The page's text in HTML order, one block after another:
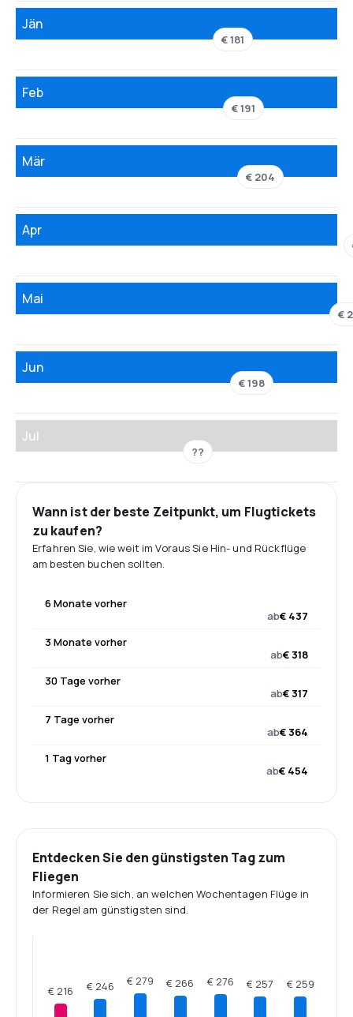
Jän
€ 181
Feb
€ 191
Mär
€ 204
Apr
Mai
€
Jun
€ 198
Jul
??
Wann ist der beste Zeitpunkt, um Flugtickets
zu kaufen?
Erfahren Sie, wie weit im Voraus Sie Hin- und Rückflüge
am besten buchen sollten.
6 Monate vorher
ab€ 437
3 Monate vorher
ab€ 318
30 Tage vorher
ab€ 317
7 Tage vorher
ab€ 364
1 Tag vorher
ab€ 454
Entdecken Sie den günstigsten Tag zum
Fliegen
Informieren Sie sich, an welchen Wochentagen Flüge in
der Regel am günstigsten sind.
€ 216 € 246 € 279 € 266 € 276 € 257 € 259